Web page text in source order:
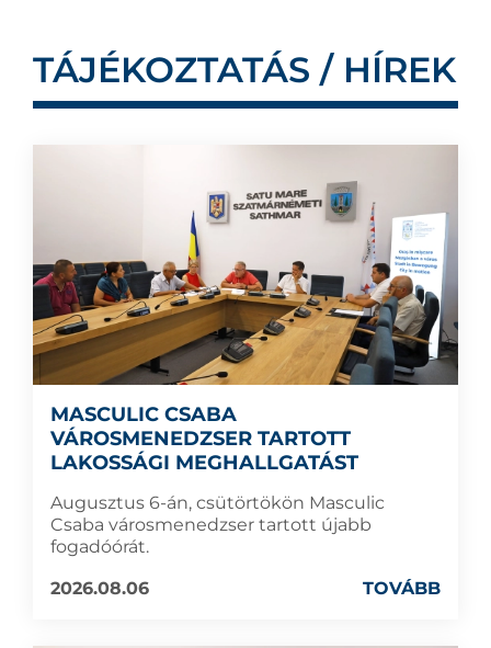
TÁJÉKOZTATÁS / HÍREK
MASCULIC CSABA
VÁROSMENEDZSER TARTOTT
LAKOSSÁGI MEGHALLGATÁST
Augusztus 6-án, csütörtökön Masculic
Csaba városmenedzser tartott újabb
fogadóórát.
2026.08.06
TOVÁBB